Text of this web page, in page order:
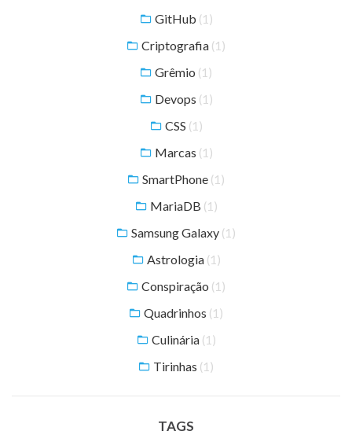
GitHub (1)
Criptografia (1)
Grêmio (1)
Devops (1)
CSS (1)
Marcas (1)
SmartPhone (1)
MariaDB (1)
Samsung Galaxy (1)
Astrologia (1)
Conspiração (1)
Quadrinhos (1)
Culinária (1)
Tirinhas (1)
TAGS